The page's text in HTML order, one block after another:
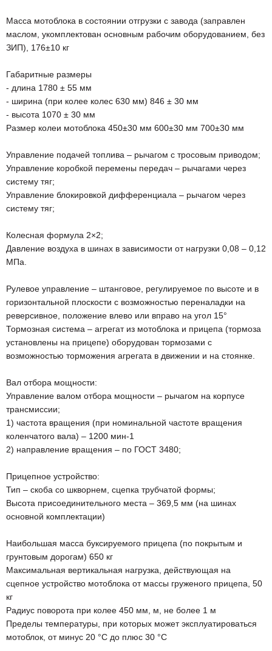
Масса мотоблока в состоянии отгрузки с завода (заправлен
маслом, укомплектован основным рабочим оборудованием, без
ЗИП), 176±10 кг
Габаритные размеры
- длина 1780 ± 55 мм
- ширина (при колее колес 630 мм) 846 ± 30 мм
- высота 1070 ± 30 мм
Размер колеи мотоблока 450±30 мм 600±30 мм 700±30 мм
Управление подачей топлива – рычагом с тросовым приводом;
Управление коробкой перемены передач – рычагами через
систему тяг;
Управление блокировкой дифференциала – рычагом через
систему тяг;
Колесная формула 2×2;
Давление воздуха в шинах в зависимости от нагрузки 0,08 – 0,12
МПа.
Рулевое управление – штанговое, регулируемое по высоте и в
горизонтальной плоскости с возможностью переналадки на
реверсивное, положение влево или вправо на угол 15°
Тормозная система – агрегат из мотоблока и прицепа (тормоза
установлены на прицепе) оборудован тормозами с
возможностью торможения агрегата в движении и на стоянке.
Вал отбора мощности:
Управление валом отбора мощности – рычагом на корпусе
трансмиссии;
1) частота вращения (при номинальной частоте вращения
коленчатого вала) – 1200 мин-1
2) направление вращения – по ГОСТ 3480;
Прицепное устройство:
Тип – скоба со шкворнем, сцепка трубчатой формы;
Высота присоединительного места – 369,5 мм (на шинах
основной комплектации)
Наибольшая масса буксируемого прицепа (по покрытым и
грунтовым дорогам) 650 кг
Максимальная вертикальная нагрузка, действующая на
сцепное устройство мотоблока от массы груженого прицепа, 50
кг
Радиус поворота при колее 450 мм, м, не более 1 м
Пределы температуры, при которых может эксплуатироваться
мотоблок, от минус 20 °С до плюс 30 °С